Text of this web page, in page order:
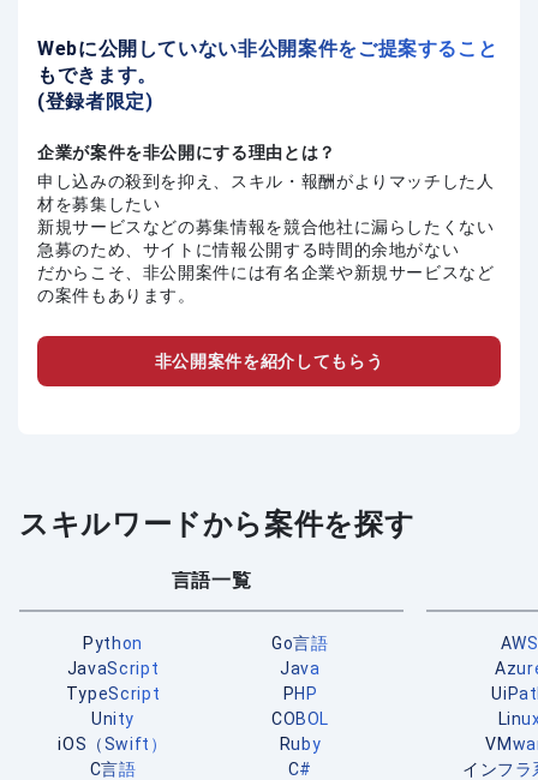
Webに公開していない非公開案件をご提案すること
もできます。
(登録者限定)
企業が案件を非公開にする理由とは？
申し込みの殺到を抑え、スキル・報酬がよりマッチした人
材を募集したい
新規サービスなどの募集情報を競合他社に漏らしたくない
急募のため、サイトに情報公開する時間的余地がない
だからこそ、非公開案件には有名企業や新規サービスなど
の案件もあります。
非公開案件を紹介してもらう
スキルワードから案件を探す
言語一覧
Python
Go言語
JavaScript
Java
TypeScript
PHP
Unity
COBOL
iOS（Swift）
Ruby
C言語
C#
AWS
インフラ